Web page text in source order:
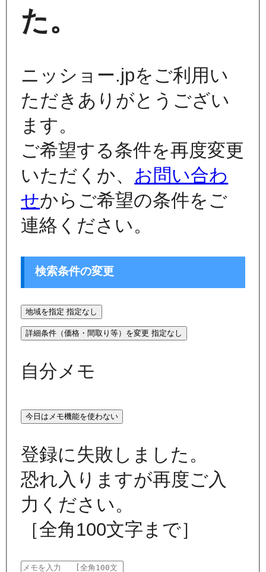
た。
ニッショー.jpをご利用い
ただきありがとうござい
ます。
ご希望する条件を再度変更
いただくか、 お問い合わ
せからご希望の条件をご
連絡ください。
検索条件の変更
地域を指定 指定なし
詳細条件（価格・間取り等）を変更 指定なし
自分メモ
今日はメモ機能を使わない
登録に失敗しました。
恐れ入りますが再度ご入
力ください。
［全角100文字まで］